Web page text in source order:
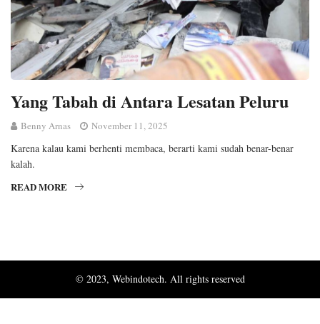
Yang Tabah di Antara Lesatan Peluru
Benny Arnas November 11, 2025
Karena kalau kami berhenti membaca, berarti kami sudah benar-benar
kalah.
READ MORE
© 2023, Webindotech. All rights reserved